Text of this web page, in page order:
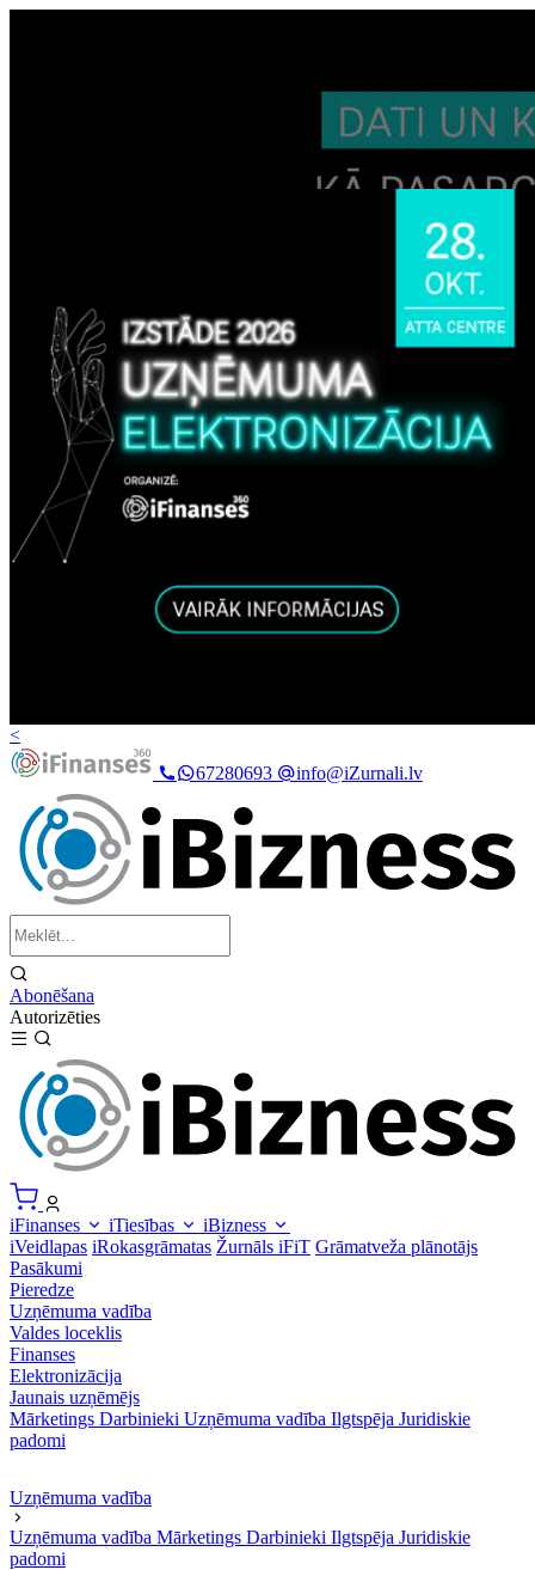
<
67280693
info@iZurnali.lv
Abonēšana
Autorizēties
iFinanses iTiesības
iBizness
iVeidlapas iRokasgrāmatas Žurnāls iFiT Grāmatveža plānotājs
Pasākumi
Pieredze
Uzņēmuma vadība
Valdes loceklis
Finanses
Elektronizācija
Jaunais uzņēmējs
Mārketings Darbinieki Uzņēmuma vadība Ilgtspēja Juridiskie
padomi
Uzņēmuma vadība
Uzņēmuma vadība Mārketings Darbinieki Ilgtspēja Juridiskie
padomi